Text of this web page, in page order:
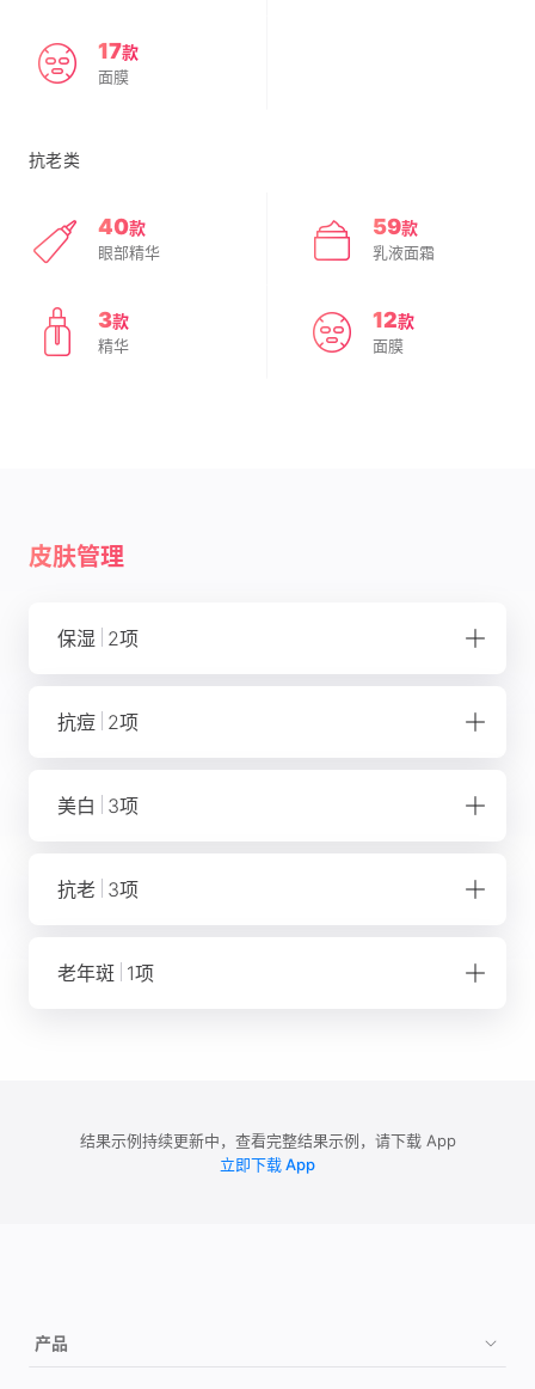
17款
面膜
抗老类
40款
眼部精华
59款
乳液面霜
3款
精华
12款
面膜
皮肤管理
保湿 2项
锁水能力
皮肤屏障
抗痘 2项
皮肤屏障
美白 3项
抗晒黑
抗老 3项
抗光老化
老年斑 1项
结果示例持续更新中，查看完整结果示例，请下载 App
立即下载 App
产品